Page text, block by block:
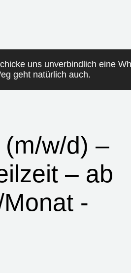
uns unverbindlich eine
geht natürlich auch.
w/d) –
– ab
-